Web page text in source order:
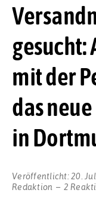
gesucht:
mit der
das
in
Veröffentlicht:20.
Redaktion
2